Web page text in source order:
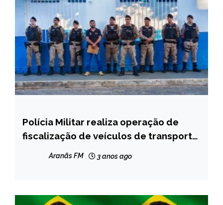
CAPELINHA
NOTÍCIAS
Polícia Militar realiza operação de
fiscalização de veículos de transporte
Aranãs FM 3 anos ago